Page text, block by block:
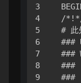
3
4
5
6
7
8
9
/
# 此
###
###
###
###